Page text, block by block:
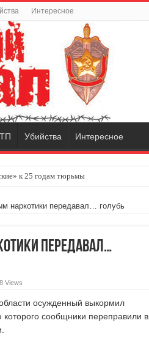
Интересное
Убийства Интересное
к 25 годам тюрьмы
наркотики передавал… голубь
передавал…
Views
осужденный выкормил
сообщники переправили в